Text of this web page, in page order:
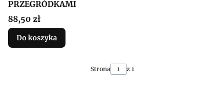
PRZEGRÓDKAMI
Cena
88,50 zł
Do koszyka
Strona z 1